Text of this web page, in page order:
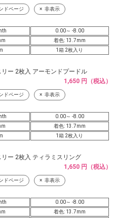
ドページ 非表示
0.00～ -8.00
着色: 13.7mm
1箱 2枚入り
ー 2枚入 アーモンドプードル
1,650 円（税込）
ドページ 非表示
0.00～ -8.00
着色: 13.7mm
1箱 2枚入り
ー 2枚入 ティラミスリング
1,650 円（税込）
ドページ 非表示
0.00～ -8.00
着色: 13.7mm